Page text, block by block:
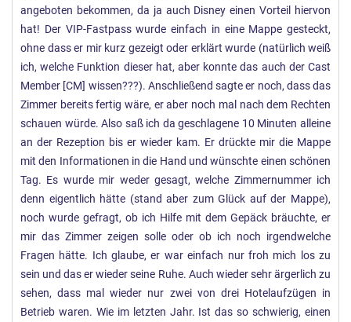
angeboten bekommen, da ja auch Disney einen Vorteil hiervon
hat! Der VIP-Fastpass wurde einfach in eine Mappe gesteckt,
ohne dass er mir kurz gezeigt oder erklärt wurde (natürlich weiß
ich, welche Funktion dieser hat, aber konnte das auch der Cast
Member [CM] wissen???). Anschließend sagte er noch, dass das
Zimmer bereits fertig wäre, er aber noch mal nach dem Rechten
schauen würde. Also saß ich da geschlagene 10 Minuten alleine
an der Rezeption bis er wieder kam. Er drückte mir die Mappe
mit den Informationen in die Hand und wünschte einen schönen
Tag. Es wurde mir weder gesagt, welche Zimmernummer ich
denn eigentlich hätte (stand aber zum Glück auf der Mappe),
noch wurde gefragt, ob ich Hilfe mit dem Gepäck bräuchte, er
mir das Zimmer zeigen solle oder ob ich noch irgendwelche
Fragen hätte. Ich glaube, er war einfach nur froh mich los zu
sein und das er wieder seine Ruhe. Auch wieder sehr ärgerlich zu
sehen, dass mal wieder nur zwei von drei Hotelaufzügen in
Betrieb waren. Wie im letzten Jahr. Ist das so schwierig, einen